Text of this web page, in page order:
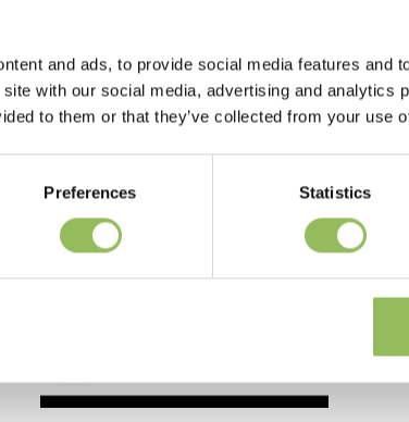
and ads, to provide social media features and
with our social media, advertising and analytics
to them or that they’ve collected from your use
Preferences Statistics
zzgl.Versandkosten
zzgl.